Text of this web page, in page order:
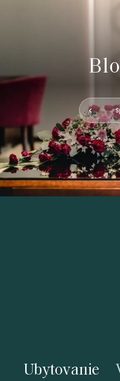
Ubytovanie